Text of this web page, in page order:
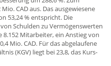
CAD aus. Das ausgewiesene
53,24 % entspricht. Die
Schulden zu Vermögenswerten
8.152 Mitarbeiter, ein Anstieg von
Mio. CAD. Für das abgelaufene
(KGV) liegt bei 23,8, das Kurs-